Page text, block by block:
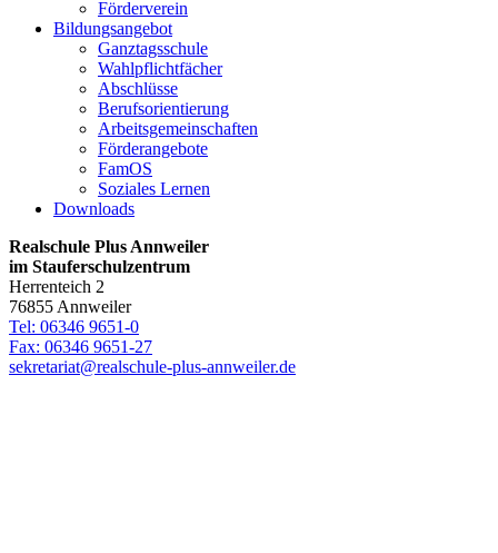
Förderverein
Bildungsangebot
Ganztagsschule
Wahlpflichtfächer
Abschlüsse
Berufsorientierung
Arbeitsgemeinschaften
Förderangebote
FamOS
Soziales Lernen
Downloads
Realschule Plus Annweiler
im Stauferschulzentrum
Herrenteich 2
76855 Annweiler
Tel: 06346 9651-0
Fax: 06346 9651-27
sekretariat@realschule-plus-annweiler.de